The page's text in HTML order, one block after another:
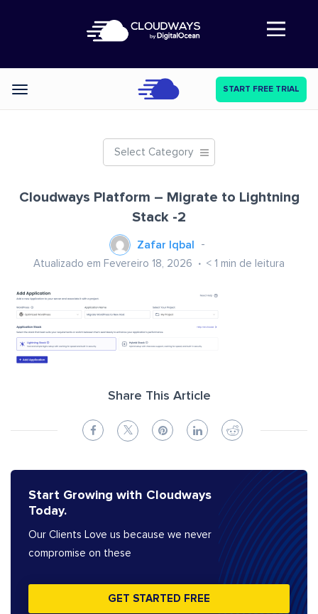
Abre a navegação
Categories START FREE TRIAL
Select Category
Cloudways Platform – Migrate to Lightning
Stack -2
Zafar Iqbal
Atualizado em Fevereiro 18, 2026 < 1 min de leitura
Share This Article
Start Growing with Cloudways
Today.
Our Clients Love us because we never
compromise on these
GET STARTED FREE